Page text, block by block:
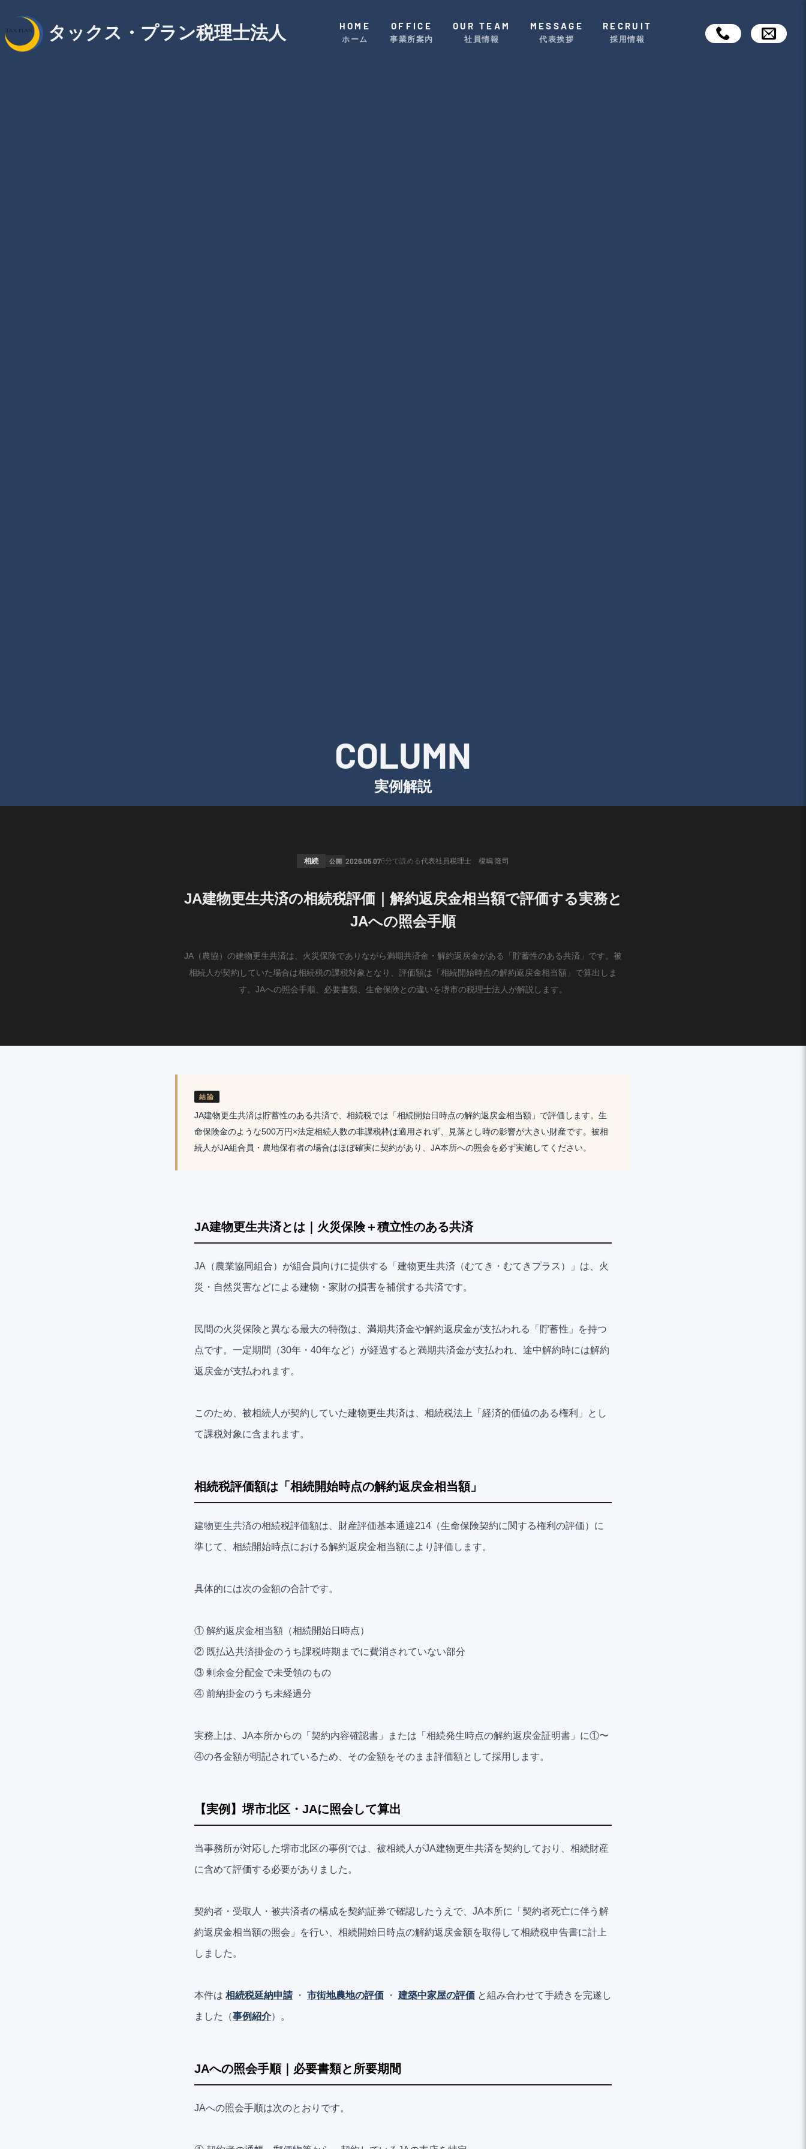
タックス・プラン税理士法人 HOME
ホーム
OFFICE
事業所案内
OUR TEAM
社員情報
MESSAGE
代表挨拶
RECRUIT
採用情報
COLUMN
実例解説
相続 公開 2026.05.076分で読める代表社員税理士 榎嶋 隆司
JA建物更生共済の相続税評価｜解約返戻金相当額で評価する実務と
JAへの照会手順
JA（農協）の建物更生共済は、火災保険でありながら満期共済金・解約返戻金がある「貯蓄性のある共済」です。被
相続人が契約していた場合は相続税の課税対象となり、評価額は「相続開始時点の解約返戻金相当額」で算出しま
す。JAへの照会手順、必要書類、生命保険との違いを堺市の税理士法人が解説します。
結論
JA建物更生共済は貯蓄性のある共済で、相続税では「相続開始日時点の解約返戻金相当額」で評価します。生
命保険金のような500万円×法定相続人数の非課税枠は適用されず、見落とし時の影響が大きい財産です。被相
続人がJA組合員・農地保有者の場合はほぼ確実に契約があり、JA本所への照会を必ず実施してください。
JA建物更生共済とは｜火災保険＋積立性のある共済
JA（農業協同組合）が組合員向けに提供する「建物更生共済（むてき・むてきプラス）」は、火
災・自然災害などによる建物・家財の損害を補償する共済です。
民間の火災保険と異なる最大の特徴は、満期共済金や解約返戻金が支払われる「貯蓄性」を持つ
点です。一定期間（30年・40年など）が経過すると満期共済金が支払われ、途中解約時には解約
返戻金が支払われます。
このため、被相続人が契約していた建物更生共済は、相続税法上「経済的価値のある権利」とし
て課税対象に含まれます。
相続税評価額は「相続開始時点の解約返戻金相当額」
建物更生共済の相続税評価額は、財産評価基本通達214（生命保険契約に関する権利の評価）に
準じて、相続開始時点における解約返戻金相当額により評価します。
具体的には次の金額の合計です。
① 解約返戻金相当額（相続開始日時点）
② 既払込共済掛金のうち課税時期までに費消されていない部分
③ 剰余金分配金で未受領のもの
④ 前納掛金のうち未経過分
実務上は、JA本所からの「契約内容確認書」または「相続発生時点の解約返戻金証明書」に①〜
④の各金額が明記されているため、その金額をそのまま評価額として採用します。
【実例】堺市北区・JAに照会して算出
当事務所が対応した堺市北区の事例では、被相続人がJA建物更生共済を契約しており、相続財産
に含めて評価する必要がありました。
契約者・受取人・被共済者の構成を契約証券で確認したうえで、JA本所に「契約者死亡に伴う解
約返戻金相当額の照会」を行い、相続開始日時点の解約返戻金額を取得して相続税申告書に計上
しました。
本件は 相続税延納申請・ 市街地農地の評価 ・ 建築中家屋の評価 と組み合わせて手続きを完遂し
ました（事例紹介）。
JAへの照会手順｜必要書類と所要期間
JAへの照会手順は次のとおりです。